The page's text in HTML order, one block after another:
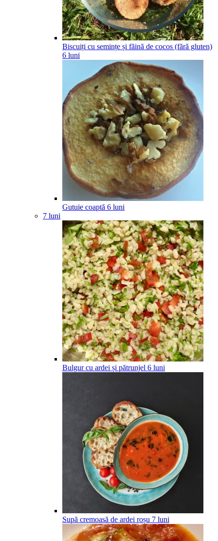
Biscuiți cu semințe și făină de cocos (fără gluten)
6 luni
Gutuie coaptă 6 luni
7 luni
Bulgur cu ardei și pătrunjel 6 luni
Supă cremoasă de ardei roșu 7 luni